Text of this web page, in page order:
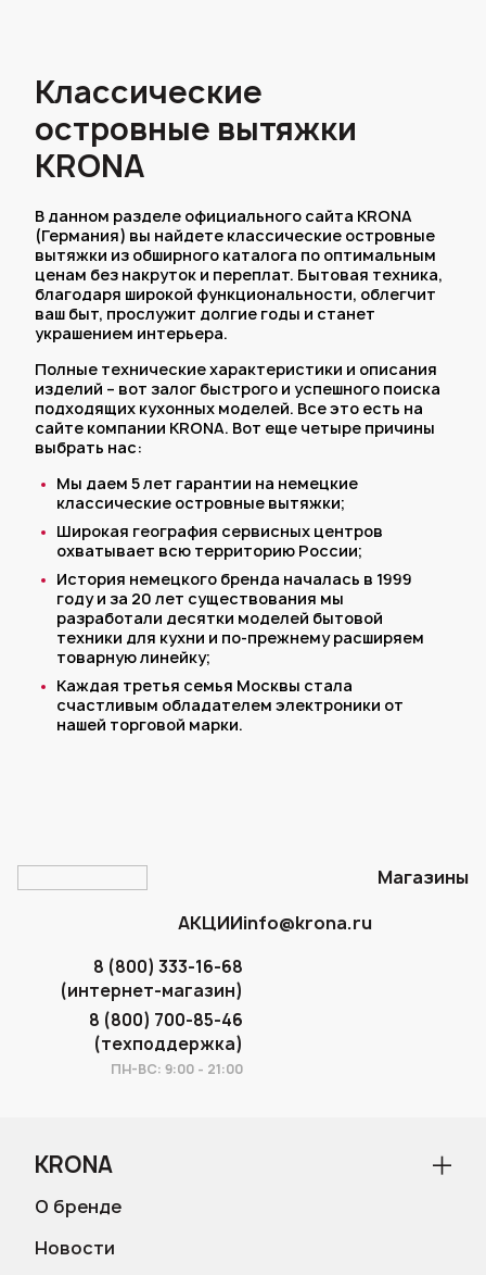
Классические
островные вытяжки
KRONA
В данном разделе официального сайта KRONA
(Германия) вы найдете классические островные
вытяжки из обширного каталога по оптимальным
ценам без накруток и переплат. Бытовая техника,
благодаря широкой функциональности, облегчит
ваш быт, прослужит долгие годы и станет
украшением интерьера.
Полные технические характеристики и описания
изделий – вот залог быстрого и успешного поиска
подходящих кухонных моделей. Все это есть на
сайте компании KRONA. Вот еще четыре причины
выбрать нас:
Мы даем 5 лет гарантии на немецкие
классические островные вытяжки;
Широкая география сервисных центров
охватывает всю территорию России;
История немецкого бренда началась в 1999
году и за 20 лет существования мы
разработали десятки моделей бытовой
техники для кухни и по-прежнему расширяем
товарную линейку;
Каждая третья семья Москвы стала
счастливым обладателем электроники от
нашей торговой марки.
Магазины
АКЦИИinfo@krona.ru
8 (800) 333-16-68
(интернет-магазин)
8 (800) 700-85-46
(техподдержка)
ПН-ВС: 9:00 - 21:00
KRONA
О бренде
Новости